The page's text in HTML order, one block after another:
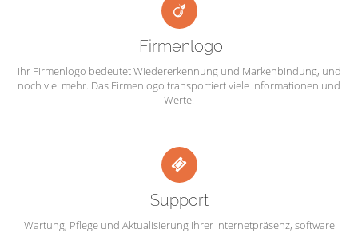
Firmenlogo
Ihr Firmenlogo bedeutet Wiedererkennung und Markenbindung, und
noch viel mehr. Das Firmenlogo transportiert viele Informationen und
Werte.
Support
Wartung, Pflege und Aktualisierung Ihrer Internetpräsenz, software